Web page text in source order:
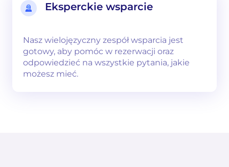
Eksperckie wsparcie
Nasz wielojęzyczny zespół wsparcia jest
gotowy, aby pomóc w rezerwacji oraz
odpowiedzieć na wszystkie pytania, jakie
możesz mieć.